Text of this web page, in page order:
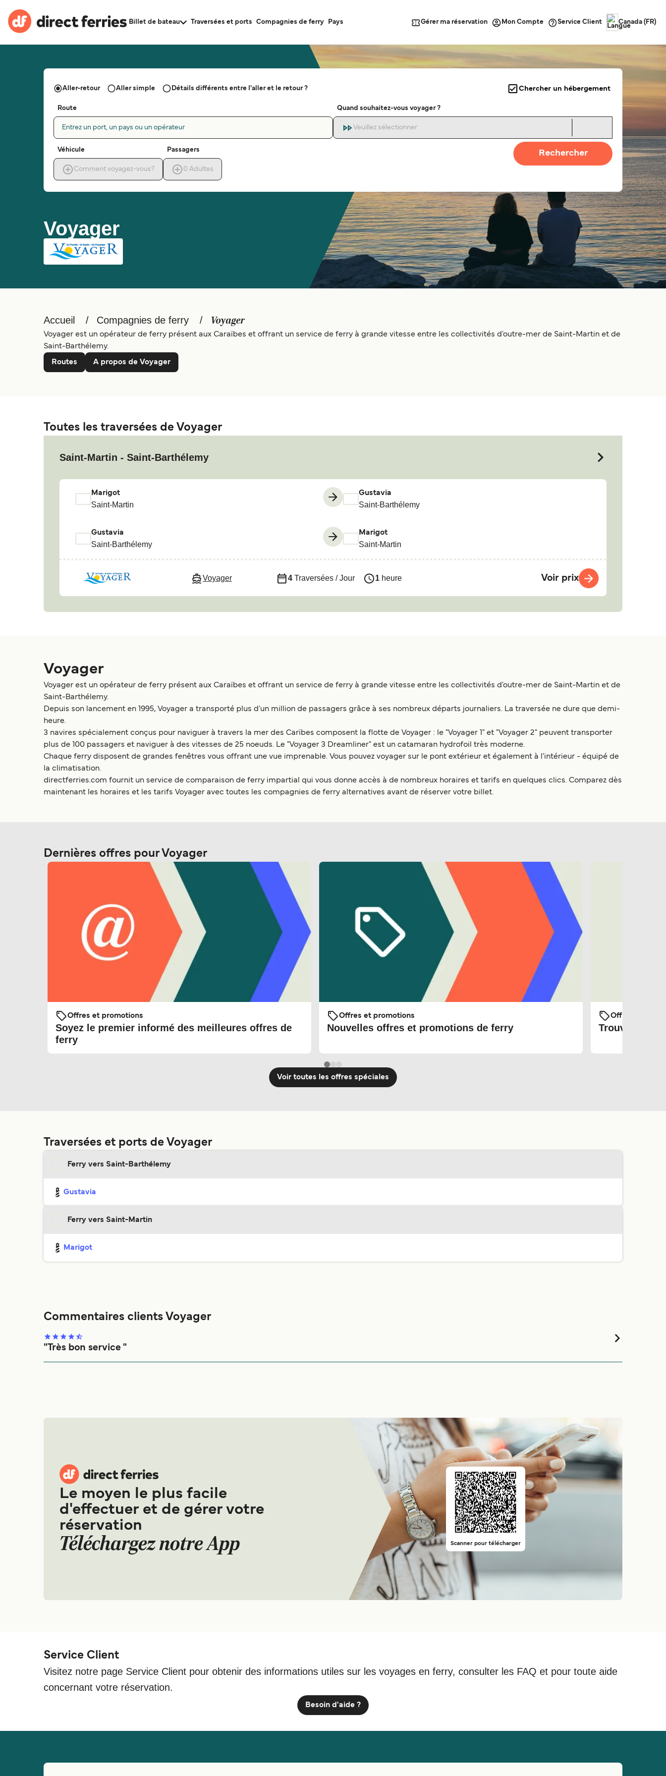
Billet de bateau Traversées et ports Compagnies de ferry Pays Gérer ma réservation Mon Compte Service Client Canada (FR)
Voyager
Aller-retour Aller simple Détails différents entre l'aller et le retour ? Chercher un hébergement
Route
Entrez un port, un pays ou un opérateur
Quand souhaitez-vous voyager ?
Veuillez sélectionner
Véhicule
Comment voyagez-vous?
Passagers
0 Adultes
Rechercher
Accueil Compagnies de ferry Voyager
Voyager est un opérateur de ferry présent aux Caraïbes et offrant un service de ferry à grande vitesse entre les collectivités d'outre-mer de Saint-Martin et de
Saint-Barthélemy.
Routes A propos de Voyager
Toutes les traversées de Voyager
Saint-Martin - Saint-Barthélemy
Marigot
Saint-Martin
Gustavia
Saint-Barthélemy
Gustavia
Saint-Barthélemy
Marigot
Saint-Martin
Voyager 4Traversées / Jour 1heure Voir prix
Voyager
Voyager est un opérateur de ferry présent aux Caraïbes et offrant un service de ferry à grande vitesse entre les collectivités d'outre-mer de Saint-Martin et de
Saint-Barthélemy.
Depuis son lancement en 1995, Voyager a transporté plus d'un million de passagers grâce à ses nombreux départs journaliers. La traversée ne dure que demi-
heure.
3 navires spécialement conçus pour naviguer à travers la mer des Carïbes composent la flotte de Voyager : le "Voyager 1" et "Voyager 2" peuvent transporter
plus de 100 passagers et naviguer à des vitesses de 25 noeuds. Le "Voyager 3 Dreamliner" est un catamaran hydrofoil très moderne.
Chaque ferry disposent de grandes fenêtres vous offrant une vue imprenable. Vous pouvez voyager sur le pont extérieur et également à l'intérieur - équipé de
la climatisation.
directferries.com fournit un service de comparaison de ferry impartial qui vous donne accès à de nombreux horaires et tarifs en quelques clics. Comparez dès
maintenant les horaires et les tarifs Voyager avec toutes les compagnies de ferry alternatives avant de réserver votre billet.
Dernières offres pour Voyager
Offres et promotions
Soyez le premier informé des meilleures offres de
ferry
Offres et promotions
Nouvelles offres et promotions de ferry
Offres et
Trouvez les
Voir toutes les offres spéciales
Traversées et ports de Voyager
Ferry vers Saint-Barthélemy
Gustavia
Ferry vers Saint-Martin
Marigot
Commentaires clients Voyager
"Très bon service "
Le moyen le plus facile
d'effectuer et de gérer votre
réservation
Téléchargez notre App Scanner pour télécharger
Service Client
Visitez notre page Service Client pour obtenir des informations utiles sur les voyages en ferry, consulter les FAQ et pour toute aide
concernant votre réservation.
Besoin d'aide ?